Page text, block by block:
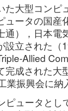
た大型コンピ
ュータの国産
通），日本電
設立された（
Allied
完成された大
業振興会に納
ピュータとし